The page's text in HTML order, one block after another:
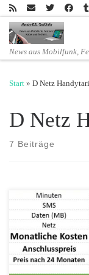
Zum Inhalt
News aus Mobilfunk,
Start » D Netz
D Netz
7 Beiträge
Ab heute, den
Handytarifen live.